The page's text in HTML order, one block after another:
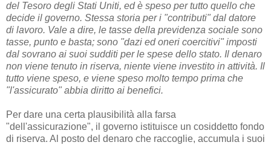
del Tesoro degli Stati Uniti, ed è speso per tutto quello che
decide il governo. Stessa storia per i "contributi" dal datore
di lavoro. Vale a dire, le tasse della previdenza sociale sono
tasse, punto e basta; sono "dazi ed oneri coercitivi" imposti
dal sovrano ai suoi sudditi per le spese dello stato. Il denaro
non viene tenuto in riserva, niente viene investito in attività. Il
tutto viene speso, e viene speso molto tempo prima che
"l'assicurato" abbia diritto ai benefici.
Per dare una certa plausibilità alla farsa
"dell'assicurazione", il governo istituisce un cosiddetto fondo
di riserva. Al posto del denaro che raccoglie, accumula i suoi